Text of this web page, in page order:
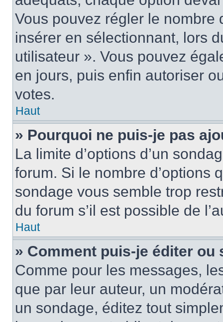
Vous pouvez régler le nombre
insérer en sélectionnant, lors
utilisateur ». Vous pouvez
en jours, puis enfin autoriser
votes.
Haut
» Pourquoi ne puis-je pas
La limite d’options d’un
forum. Si le nombre d’options
sondage vous semble trop
du forum s’il est possible de
Haut
» Comment puis-je éditer ou
Comme pour les messages,
que par leur auteur, un
un sondage, éditez tout